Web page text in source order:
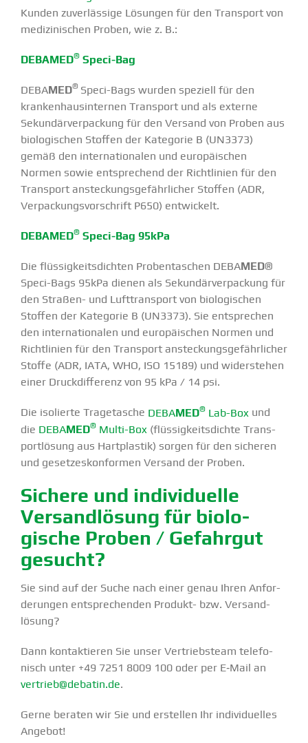
Kunden zuver­lässige Lösungen für den Transport von
medizi­ni­schen Proben, wie z. B.:
DEBAMED® Speci-Bag
DEBAMED® Speci-Bags wurden speziell für den
kranken­haus­in­ternen Transport und als externe
Sekun­där­ver­pa­ckung für den Versand von Proben aus
biolo­gi­schen Stoffen der Kategorie B (UN3373)
gemäß den inter­na­tio­nalen und europäi­schen
Normen sowie entspre­chend der Richt­linien für den
Transport anste­ckungs­ge­fähr­licher Stoffen (ADR,
Verpa­ckungs­vor­schrift P650) entwi­ckelt.
DEBAMED® Speci-Bag 95kPa
Die flüssig­keits­dichten Proben­ta­schen DEBAMED®
Speci-Bags 95kPa dienen als Sekun­där­ver­pa­ckung für
den Straßen- und Lufttransport von biolo­gi­schen
Stoffen der Kategorie B (UN3373). Sie entsprechen
den inter­na­tio­nalen und europäi­schen Normen und
Richt­linien für den Transport anste­ckungs­ge­fähr­licher
Stoffe (ADR, IATA, WHO, ISO 15189) und wider­stehen
einer Druck­dif­ferenz von 95 kPa / 14 psi.
Die isolierte Trage­tasche DEBAMED®Lab-Box und
die DEBAMED®Multi-Box (flüssig­keits­dichte Trans­
port­lösung aus Hartplastik) sorgen für den sicheren
und geset­zes­kon­formen Versand der Proben.
Sichere und indivi­duelle
Versand­lösung für biolo­
gische Proben / Gefahrgut
gesucht?
Sie sind auf der Suche nach einer genau Ihren Anfor­
de­rungen entspre­chenden Produkt- bzw. Versand­
lösung?
Dann kontak­tieren Sie unser Vertriebsteam telefo­
nisch unter +49 7251 8009 100 oder per E‑Mail an
vertrieb@debatin.de.
Gerne beraten wir Sie und erstellen Ihr indivi­du­elles
Angebot!